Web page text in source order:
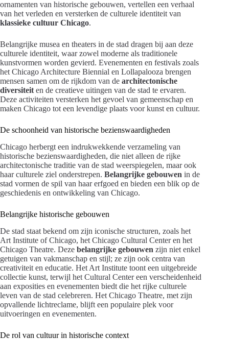
ornamenten van historische gebouwen, vertellen een verhaal
van het verleden en versterken de culturele identiteit van
klassieke cultuur Chicago.
Belangrijke musea en theaters in de stad dragen bij aan deze
culturele identiteit, waar zowel moderne als traditionele
kunstvormen worden gevierd. Evenementen en festivals zoals
het Chicago Architecture Biennial en Lollapalooza brengen
mensen samen om de rijkdom van de architectonische
diversiteit en de creatieve uitingen van de stad te ervaren.
Deze activiteiten versterken het gevoel van gemeenschap en
maken Chicago tot een levendige plaats voor kunst en cultuur.
De schoonheid van historische bezienswaardigheden
Chicago herbergt een indrukwekkende verzameling van
historische bezienswaardigheden, die niet alleen de rijke
architectonische traditie van de stad weerspiegelen, maar ook
haar culturele ziel onderstrepen. Belangrijke gebouwen in de
stad vormen de spil van haar erfgoed en bieden een blik op de
geschiedenis en ontwikkeling van Chicago.
Belangrijke historische gebouwen
De stad staat bekend om zijn iconische structuren, zoals het
Art Institute of Chicago, het Chicago Cultural Center en het
Chicago Theatre. Deze belangrijke gebouwen zijn niet enkel
getuigen van vakmanschap en stijl; ze zijn ook centra van
creativiteit en educatie. Het Art Institute toont een uitgebreide
collectie kunst, terwijl het Cultural Center een verscheidenheid
aan exposities en evenementen biedt die het rijke culturele
leven van de stad celebreren. Het Chicago Theatre, met zijn
opvallende lichtreclame, blijft een populaire plek voor
uitvoeringen en evenementen.
De rol van cultuur in historische context